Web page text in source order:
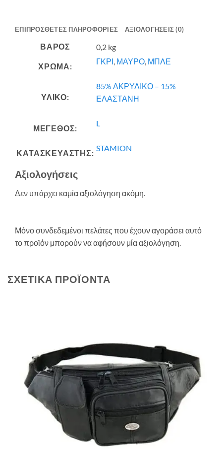
ΕΠΙΠΡΌΣΘΕΤΕΣ ΠΛΗΡΟΦΟΡΊΕΣ ΑΞΙΟΛΟΓΉΣΕΙΣ (0)
ΒΆΡΟΣ 0,2 kg
ΧΡΩΜΑ:
ΓΚΡΙ ΜΑΥΡΟ ΜΠΛΕ
ΥΛΙΚΟ:
85% ΑΚΡΥΛΙΚΟ – 15%
ΕΛΑΣΤΑΝΗ
ΜΕΓΕΘΟΣ:
L
ΚΑΤΑΣΚΕΥΑΣΤΗΣ:
STAMION
Αξιολογήσεις
Δεν υπάρχει καμία αξιολόγηση ακόμη.
Μόνο συνδεδεμένοι πελάτες που έχουν αγοράσει αυτό
το προϊόν μπορούν να αφήσουν μία αξιολόγηση.
ΣΧΕΤΙΚΆ ΠΡΟΪΌΝΤΑ